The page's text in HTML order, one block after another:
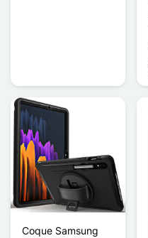
Coque Samsung